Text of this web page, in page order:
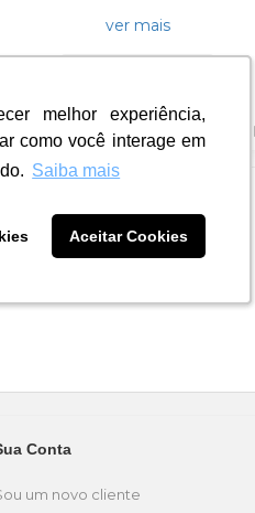
melhor experiência,
como você interage em
Saiba mais
Aceitar Cookies
melhor experiência,
como você interage em
Saiba mais
Aceitar Cookies
ver mais
1
Conta
um novo cliente